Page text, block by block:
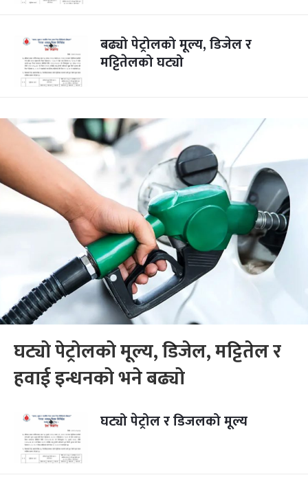
बढ्यो पेट्रोलको मूल्य, डिजेल र
मट्टितेलको घट्यो
घट्यो पेट्रोलको मूल्य, डिजेल, मट्टितेल र
हवाई इन्धनको भने बढ्यो
घट्यो पेट्रोल र डिजलको मूल्य